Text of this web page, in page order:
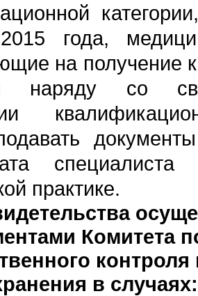
года,
на получение
наряду со
практике.
Комитета
контроля
в случаях: